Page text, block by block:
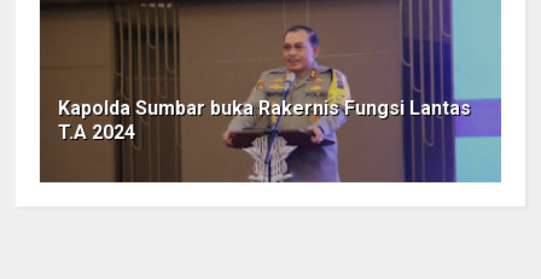
Kapolda Sumbar buka Rakernis Fungsi Lantas
T.A 2024